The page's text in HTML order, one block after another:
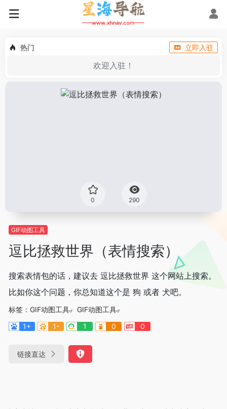
热门 立即入驻
欢迎入驻！
0 290
GIF动图工具
逗比拯救世界（表情搜索）
搜索表情包的话，建议去 逗比拯救世界 这个网站上搜索。
比如你这个问题，你总知道这个是 狗 或者 犬吧。
标签： GIF动图工具
GIF动图工具
1+
1- 1 0 0
链接直达